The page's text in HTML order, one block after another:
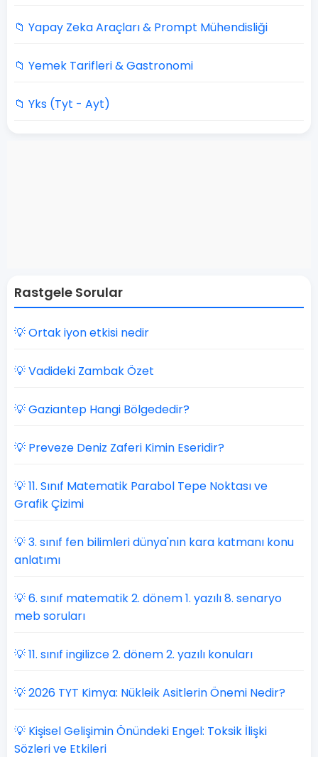
📁 Yapay Zeka Araçları & Prompt Mühendisliği
📁 Yemek Tarifleri & Gastronomi
📁 Yks (Tyt - Ayt)
Rastgele Sorular
💡 Ortak iyon etkisi nedir
💡 Vadideki Zambak Özet
💡 Gaziantep Hangi Bölgededir?
💡 Preveze Deniz Zaferi Kimin Eseridir?
💡 11. Sınıf Matematik Parabol Tepe Noktası ve
Grafik Çizimi
💡 3. sınıf fen bilimleri dünya'nın kara katmanı konu
anlatımı
💡 6. sınıf matematik 2. dönem 1. yazılı 8. senaryo
meb soruları
💡 11. sınıf ingilizce 2. dönem 2. yazılı konuları
💡 2026 TYT Kimya: Nükleik Asitlerin Önemi Nedir?
💡 Kişisel Gelişimin Önündeki Engel: Toksik İlişki
Sözleri ve Etkileri